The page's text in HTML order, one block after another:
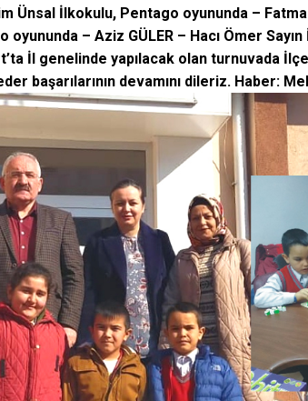
Ünsal İlkokulu, Pentago oyununda –
oyununda – Aziz GÜLER – Hacı Ömer
İl genelinde yapılacak olan turnuvada
başarılarının devamını dileriz. Haber: